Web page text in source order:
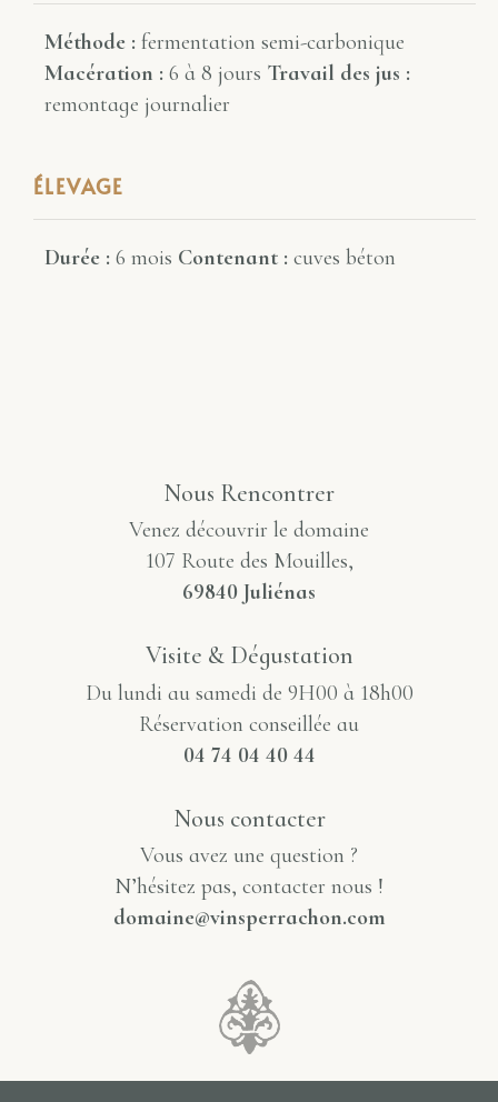
Méthode : fermentation semi-carbonique
Macération : 6 à 8 jours Travail des jus :
remontage journalier
ÉLEVAGE
Durée : 6 mois Contenant : cuves béton
Nous Rencontrer
Venez découvrir le domaine
107 Route des Mouilles,
69840 Juliénas
Visite & Dégustation
Du lundi au samedi de 9H00 à 18h00
Réservation conseillée au
04 74 04 40 44
Nous contacter
Vous avez une question ?
N’hésitez pas, contacter nous !
domaine@vinsperrachon.com